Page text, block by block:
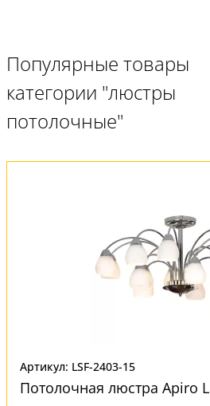
Популярные товары
категории "люстры
потолочные"
Артикул: LSF-2403-15
Потолочная люстра Apiro